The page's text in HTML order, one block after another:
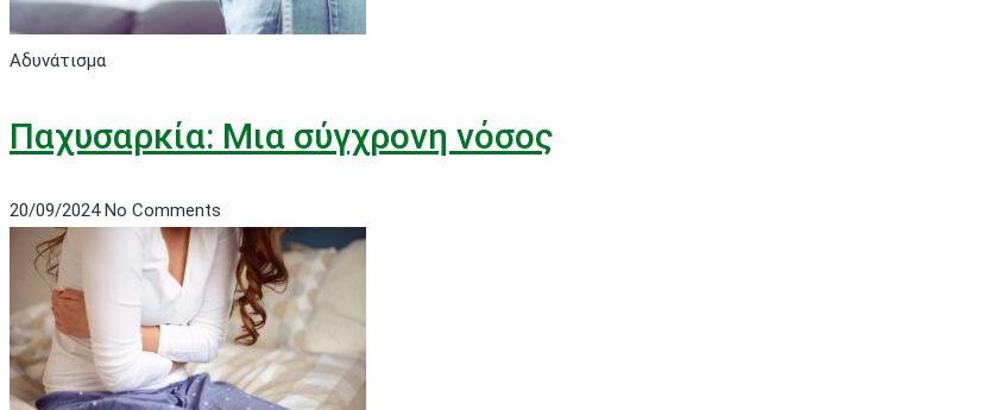
Αδυνάτισμα
Παχυσαρκία: Μια σύγχρονη νόσος
20/09/2024 No Comments